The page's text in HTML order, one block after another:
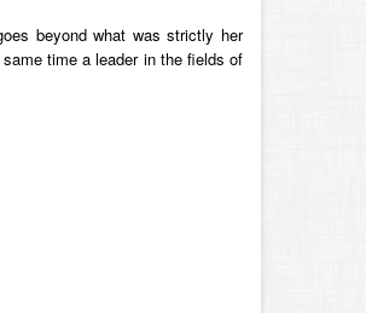
beyond what was strictly her
time a leader in the fields of